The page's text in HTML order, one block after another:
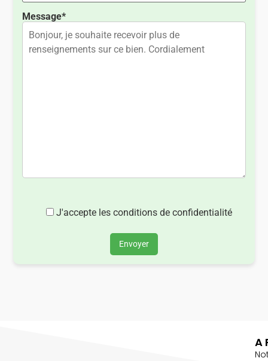
Message*
J'accepte les conditions de confidentialité
Envoyer
A